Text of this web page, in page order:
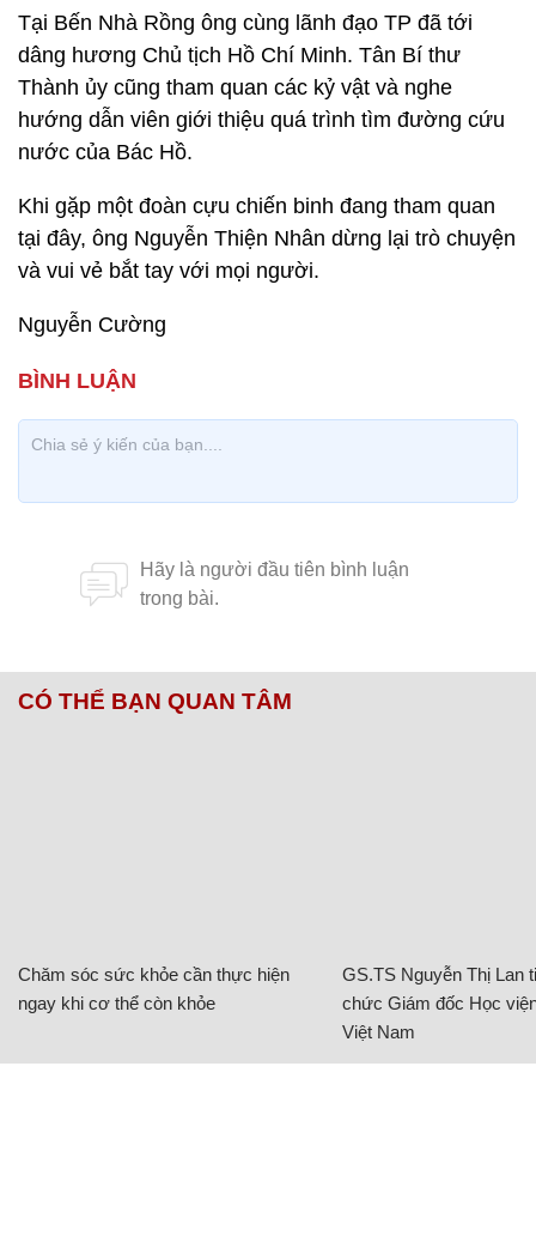
Tại Bến Nhà Rồng ông cùng lãnh đạo TP đã tới
dâng hương Chủ tịch Hồ Chí Minh. Tân Bí thư
Thành ủy cũng tham quan các kỷ vật và nghe
hướng dẫn viên giới thiệu quá trình tìm đường cứu
nước của Bác Hồ.
Khi gặp một đoàn cựu chiến binh đang tham quan
tại đây, ông Nguyễn Thiện Nhân dừng lại trò chuyện
và vui vẻ bắt tay với mọi người.
Nguyễn Cường
CÓ THỂ BẠN QUAN TÂM
Chăm sóc sức khỏe cần thực hiện
ngay khi cơ thể còn khỏe
GS.TS Nguyễn Thị Lan
chức Giám đốc Học
Việt Nam